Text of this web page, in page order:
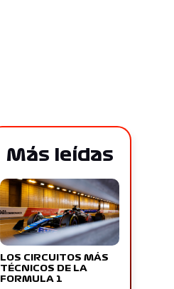
Más leídas
LOS CIRCUITOS MÁS
TÉCNICOS DE LA
FORMULA 1